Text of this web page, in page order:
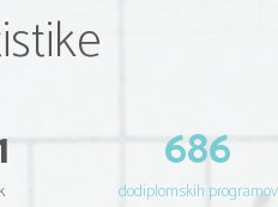
686
dodiplomskih programov